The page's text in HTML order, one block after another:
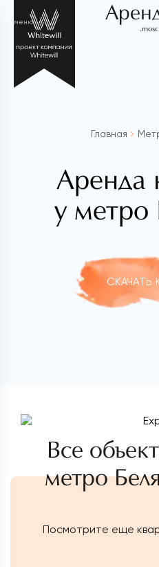
меню
Главная
Аренда
у метро
СКАЧАТЬ
Все
метро
Посмотрите еще